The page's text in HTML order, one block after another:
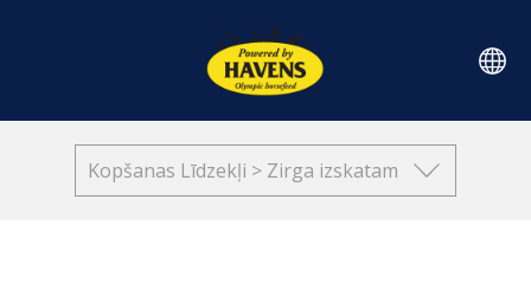
Kopšanas Līdzekļi > Zirga izskatam